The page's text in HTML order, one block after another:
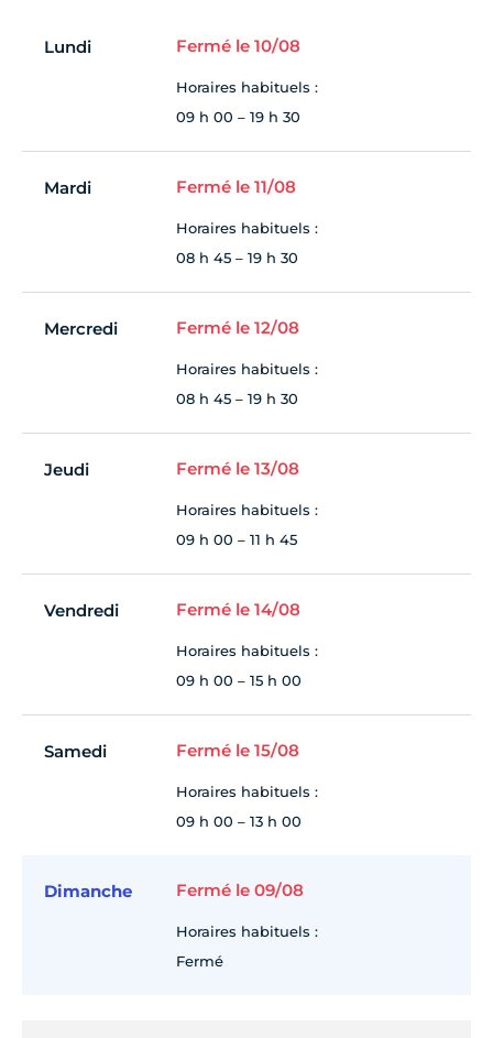
Lundi Fermé le 10/08
Horaires habituels :
09 h 00 – 19 h 30
Mardi Fermé le 11/08
Horaires habituels :
08 h 45 – 19 h 30
Mercredi Fermé le 12/08
Horaires habituels :
08 h 45 – 19 h 30
Jeudi Fermé le 13/08
Horaires habituels :
09 h 00 – 11 h 45
Vendredi Fermé le 14/08
Horaires habituels :
09 h 00 – 15 h 00
Samedi Fermé le 15/08
Horaires habituels :
09 h 00 – 13 h 00
Dimanche Fermé le 09/08
Horaires habituels :
Fermé